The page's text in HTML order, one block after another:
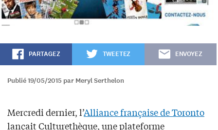
PARTAGEZ TWEETEZ ENVOYEZ
Publié 19/05/2015 par Meryl Serthelon
Mercredi dernier, l’Alliance française de Toronto
lançait Culturethèque, une plateforme